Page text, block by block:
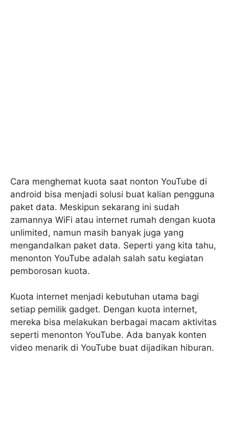
Cara menghemat kuota saat nonton YouTube di
android bisa menjadi solusi buat kalian pengguna
paket data. Meskipun sekarang ini sudah
zamannya WiFi atau internet rumah dengan kuota
unlimited, namun masih banyak juga yang
mengandalkan paket data. Seperti yang kita tahu,
menonton YouTube adalah salah satu kegiatan
pemborosan kuota.
Kuota internet menjadi kebutuhan utama bagi
setiap pemilik gadget. Dengan kuota internet,
mereka bisa melakukan berbagai macam aktivitas
seperti menonton YouTube. Ada banyak konten
video menarik di YouTube buat dijadikan hiburan.